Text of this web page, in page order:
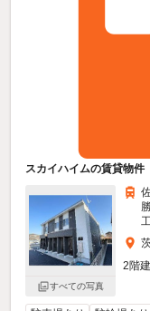
スカイハイムの賃貸物件
すべての写真
2階